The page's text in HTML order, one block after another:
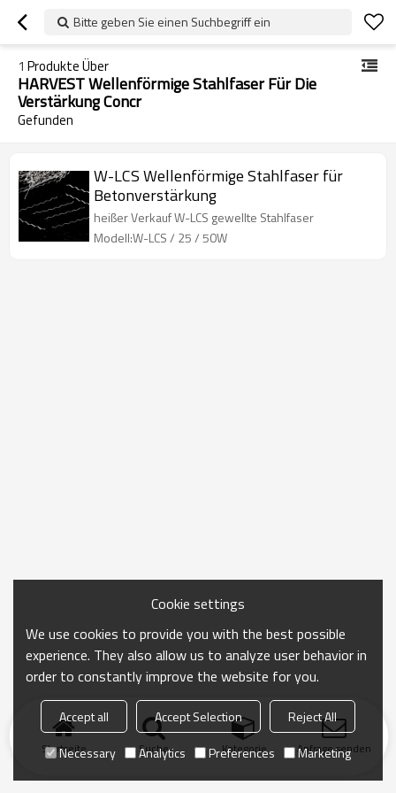
Bitte geben Sie einen Suchbegriff ein
1 Produkte Über
HARVEST Wellenförmige Stahlfaser Für Die
Verstärkung Concr
Gefunden
W-LCS Wellenförmige Stahlfaser für
Betonverstärkung
heißer Verkauf W-LCS gewellte Stahlfaser
Modell:W-LCS / 25 / 50W
Startseite Suche Kategorie Anfrage senden
Cookie settings
We use cookies to provide you with the best possible
experience. They also allow us to analyze user behavior in
order to constantly improve the website for you.
Accept all Accept Selection
Reject All
Necessary
Analytics Preferences Marketing